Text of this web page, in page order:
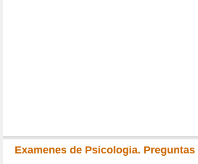
Examenes de Psicologia.